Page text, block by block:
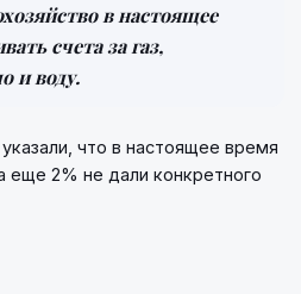
в настоящее
счета за газ,
и воду.
что в настоящее время
еще 2% не дали конкретного